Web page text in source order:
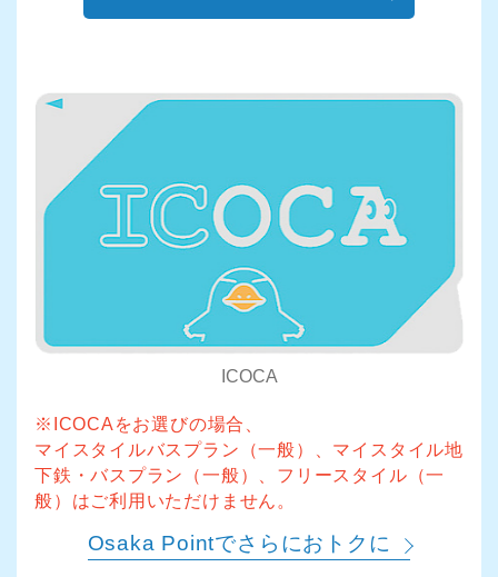
ICOCA
※ICOCAをお選びの場合、
マイスタイルバスプラン（一般）、マイスタイル地
下鉄・バスプラン（一般）、フリースタイル（一
般）はご利用いただけません。
Osaka Pointでさらにおトクに